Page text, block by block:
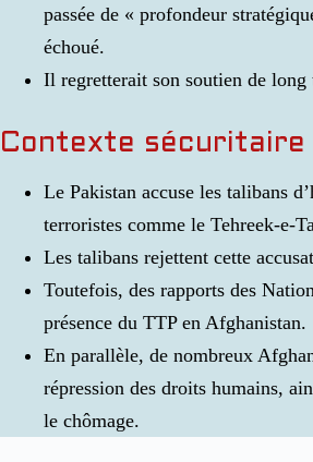
passée de « profondeur
échoué.
Il regretterait son soutien de long
Contexte sécuritaire
Le Pakistan accuse les talibans
terroristes comme le Tehreek-e-
Les talibans rejettent cette
Toutefois, des rapports des
présence du TTP en Afghanistan.
En parallèle, de nombreux
répression des droits humains,
le chômage.